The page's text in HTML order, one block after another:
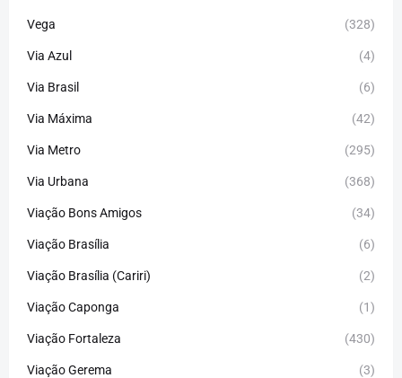
Vega (328)
Via Azul (4)
Via Brasil (6)
Via Máxima (42)
Via Metro (295)
Via Urbana (368)
Viação Bons Amigos (34)
Viação Brasília (6)
Viação Brasília (Cariri) (2)
Viação Caponga (1)
Viação Fortaleza (430)
Viação Gerema (3)